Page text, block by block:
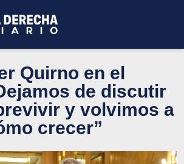
Quirno en el
de discutir
y volvimos a
crecer”